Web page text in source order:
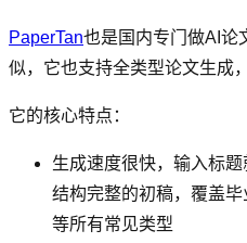
PaperTan也是国内专门做AI论
似，它也支持全类型论文生成
它的核心特点：
生成速度很快，输入标
结构完整的初稿，覆盖
等所有常见类型